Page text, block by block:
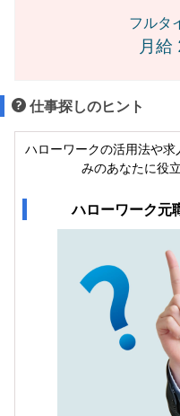
フルタ
月
仕事探しのヒント
ハローワークの活用法や
みのあなたに役
ハローワーク元